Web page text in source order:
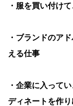
・服を買い付け
・ブランドのア
える仕事
・企業に入って
ディネートを作